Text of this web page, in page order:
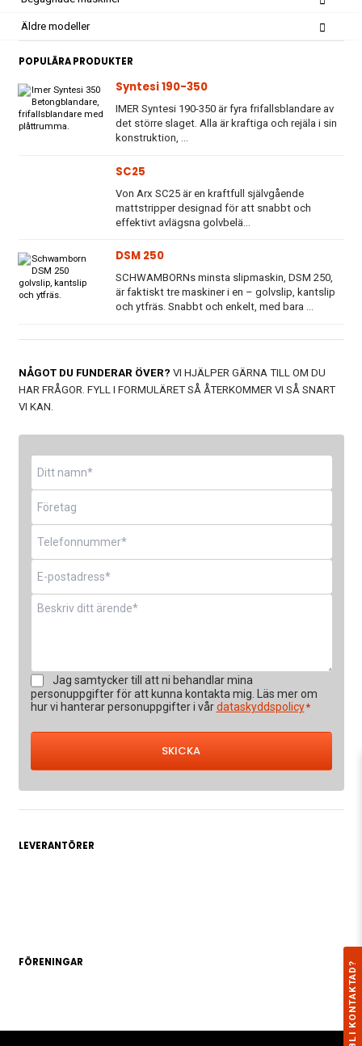
Äldre modeller
POPULÄRA PRODUKTER
Syntesi 190-350
IMER Syntesi 190-350 är fyra frifallsblandare av
det större slaget. Alla är kraftiga och rejäla i sin
konstruktion, ...
SC25
Von Arx SC25 är en kraftfull självgående
mattstripper designad för att snabbt och
effektivt avlägsna golvbelä...
DSM 250
SCHWAMBORNs minsta slipmaskin, DSM 250,
är faktiskt tre maskiner i en – golvslip, kantslip
och ytfräs. Snabbt och enkelt, med bara ...
NÅGOT DU FUNDERAR ÖVER? VI HJÄLPER GÄRNA TILL OM DU
HAR FRÅGOR. FYLL I FORMULÄRET SÅ ÅTERKOMMER VI SÅ SNART
VI KAN.
Namn
Företag
Telefon
E-
post
*
Meddelande
Samtycke
*
Jag samtycker till att ni behandlar mina
personuppgifter för att kunna kontakta mig. Läs mer om
hur vi hanterar personuppgifter i vårdataskyddspolicy*
LEVERANTÖRER
FÖRENINGAR